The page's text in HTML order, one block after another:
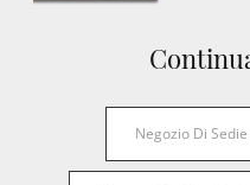
Negozio Di